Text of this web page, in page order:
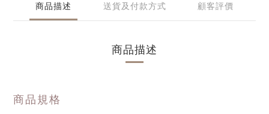
商品描述 送貨及付款方式 顧客評價
商品描述
商品規格